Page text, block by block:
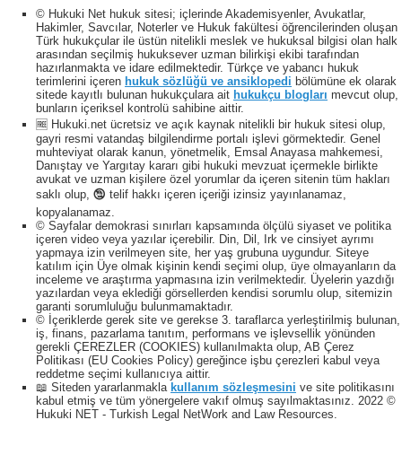
© Hukuki Net hukuk sitesi; içlerinde Akademisyenler, Avukatlar,
Hakimler, Savcılar, Noterler ve Hukuk fakültesi öğrencilerinden oluşan
Türk hukukçular ile üstün nitelikli meslek ve hukuksal bilgisi olan halk
arasından seçilmiş hukuksever uzman bilirkişi ekibi tarafından
hazırlanmakta ve idare edilmektedir. Türkçe ve yabancı hukuk
terimlerini içeren hukuk sözlüğü ve ansiklopedi bölümüne ek olarak
sitede kayıtlı bulunan hukukçulara ait hukukçu blogları mevcut olup,
bunların içeriksel kontrolü sahibine aittir.
🆓 Hukuki.net ücretsiz ve açık kaynak nitelikli bir hukuk sitesi olup,
gayri resmi vatandaş bilgilendirme portalı işlevi görmektedir. Genel
muhteviyat olarak kanun, yönetmelik, Emsal Anayasa mahkemesi,
Danıştay ve Yargıtay kararı gibi hukuki mevzuat içermekle birlikte
avukat ve uzman kişilere özel yorumlar da içeren sitenin tüm hakları
saklı olup, 🕲 telif hakkı içeren içeriği izinsiz yayınlanamaz,
kopyalanamaz.
© Sayfalar demokrasi sınırları kapsamında ölçülü siyaset ve politika
içeren video veya yazılar içerebilir. Din, Dil, Irk ve cinsiyet ayrımı
yapmaya izin verilmeyen site, her yaş grubuna uygundur. Siteye
katılım için Üye olmak kişinin kendi seçimi olup, üye olmayanların da
inceleme ve araştırma yapmasına izin verilmektedir. Üyelerin yazdığı
yazılardan veya eklediği görsellerden kendisi sorumlu olup, sitemizin
garanti sorumluluğu bulunmamaktadır.
© İçeriklerde gerek site ve gerekse 3. taraflarca yerleştirilmiş bulunan,
iş, finans, pazarlama tanıtım, performans ve işlevsellik yönünden
gerekli ÇEREZLER (COOKIES) kullanılmakta olup, AB Çerez
Politikası (EU Cookies Policy) gereğince işbu çerezleri kabul veya
reddetme seçimi kullanıcıya aittir.
📖 Siteden yararlanmakla kullanım sözleşmesini ve site politikasını
kabul etmiş ve tüm yönergelere vakıf olmuş sayılmaktasınız. 2022 ©
Hukuki NET - Turkish Legal NetWork and Law Resources.